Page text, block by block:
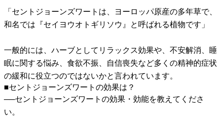
「セントジョーンズワートは、ヨーロッパ原産の多年草で、
和名では『セイヨウオトギリソウ』と呼ばれる植物です」
一般的には、ハーブとしてリラックス効果や、不安解消、睡
眠に関する悩み、食欲不振、自信喪失など多くの精神的症状
の緩和に役立つのではないかと言われています。
■セントジョーンズワートの効果は？
──セントジョーンズワートの効果・効能を教えてくださ
い。